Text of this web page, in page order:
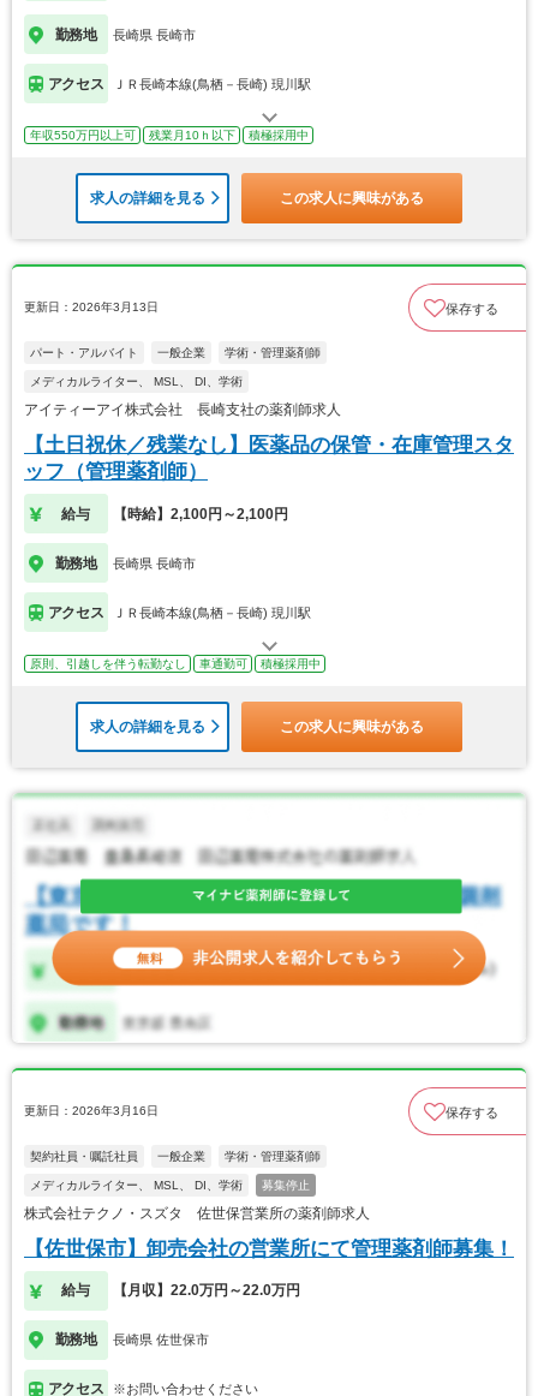
勤務地 長崎県 長崎市
アクセス ＪＲ長崎本線(鳥栖－長崎) 現川駅
年収550万円以上可 残業月10ｈ以下 積極採用中
求人の詳細を見る この求人に興味がある
更新日：2026年3月13日 保存する
パート・アルバイト 一般企業 学術・管理薬剤師
メディカルライター、 MSL、 DI、学術
アイティーアイ株式会社 長崎支社の薬剤師求人
【土日祝休／残業なし】医薬品の保管・在庫管理スタ
ッフ（管理薬剤師）
給与 【時給】2,100円～2,100円
勤務地 長崎県 長崎市
アクセス ＪＲ長崎本線(鳥栖－長崎) 現川駅
原則、引越しを伴う転勤なし 車通勤可 積極採用中
求人の詳細を見る この求人に興味がある
更新日：2026年3月16日 保存する
契約社員・嘱託社員 一般企業 学術・管理薬剤師
メディカルライター、 MSL、 DI、学術 募集停止
株式会社テクノ・スズタ 佐世保営業所の薬剤師求人
【佐世保市】卸売会社の営業所にて管理薬剤師募集！
給与 【月収】22.0万円～22.0万円
勤務地 長崎県 佐世保市
アクセス ※お問い合わせください